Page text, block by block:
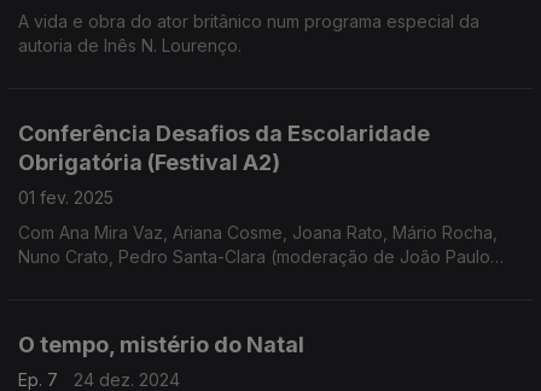
A vida e obra do ator britânico num programa especial da
autoria de Inês N. Lourenço.
Conferência Desafios da Escolaridade
Obrigatória (Festival A2)
01 fev. 2025
Com Ana Mira Vaz, Ariana Cosme, Joana Rato, Mário Rocha,
Nuno Crato, Pedro Santa-Clara (moderação de João Paulo
O tempo, mistério do Natal
Ep. 7
24 dez. 2024